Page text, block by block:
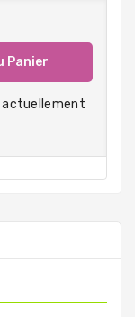
Panier
actuellement